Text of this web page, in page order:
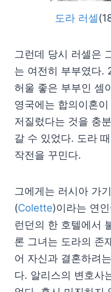
도라 러셀
그런데 당시 러셀은
는 여전히 부부였다.
허울 좋은 부부인 셈
영국에는 합의이혼
저질렀다는 것을 충
갈 수 있었다. 도라
작전을 꾸민다.
그에게는 러시아 가
(Colette)이라는 연
런던의 한 호텔에서
론 그녀는 도라의 존
어 자신과 결혼하려
다. 알리스의 변호사